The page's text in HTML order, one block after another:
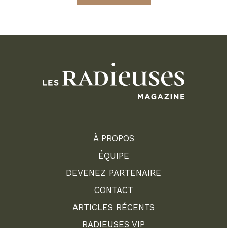
À PROPOS
ÉQUIPE
DEVENEZ PARTENAIRE
CONTACT
ARTICLES RÉCENTS
RADIEUSES VIP